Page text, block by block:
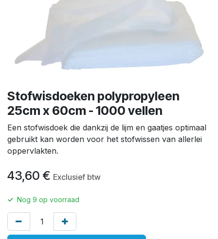
Stofwisdoeken polypropyleen
25cm x 60cm - 1000 vellen
Een stofwisdoek die dankzij de lijm en gaatjes optimaal
gebruikt kan worden voor het stofwissen van allerlei
oppervlakten.
43,60 € Exclusief btw
✓ Nog 9 op voorraad